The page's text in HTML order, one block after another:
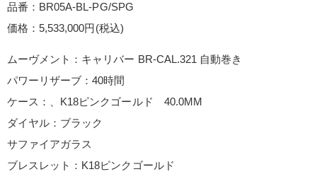
品番：BR05A-BL-PG/SPG
価格：5,533,000円(税込)
ムーヴメント：キャリバー BR-CAL.321 自動巻き
パワーリザーブ：40時間
ケース：、K18ピンクゴールド 40.0MM
ダイヤル：ブラック
サファイアガラス
ブレスレット：K18ピンクゴールド